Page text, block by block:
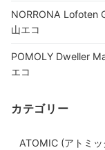
NORRONA Lofoten
山エコ
POMOLY Dweller
エコ
カテゴリー
ATOMIC (アトミ